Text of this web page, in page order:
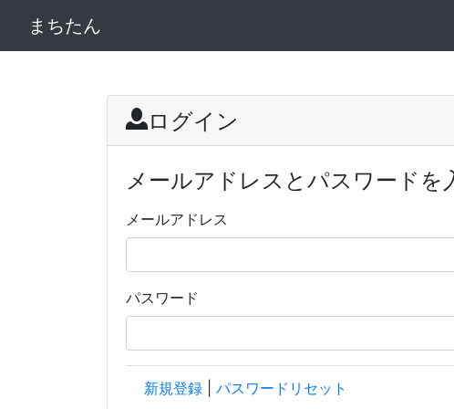
まちたん
ログイン
メールアドレスとパスワードを
メールアドレス
パスワード
新規登録 パスワードリセット